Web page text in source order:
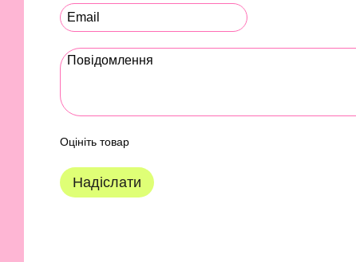
Оцініть товар
Надіслати